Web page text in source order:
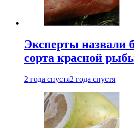
Эксперты назвали
сорта красной
2 года спустя2 года спустя